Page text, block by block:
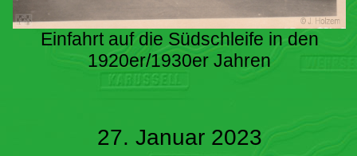
Einfahrt auf die Südschleife in den
1920er/1930er Jahren
27. Januar 2023